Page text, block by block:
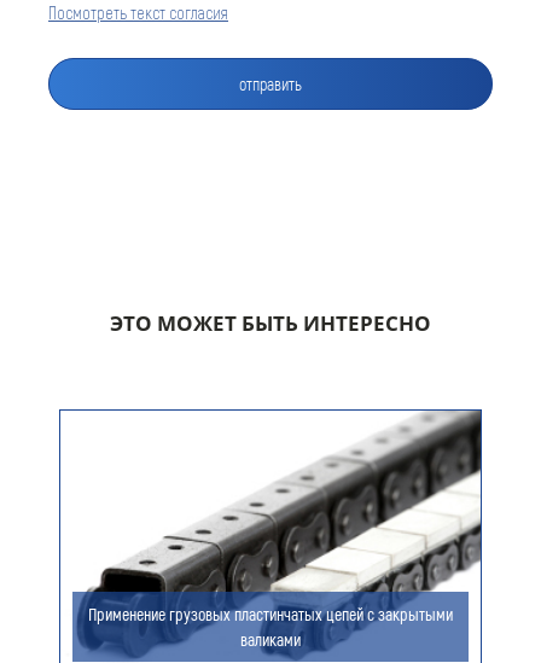
Посмотреть текст согласия
ЭТО МОЖЕТ БЫТЬ ИНТЕРЕСНО
Применение грузовых пластинчатых цепей с закрытыми
валиками
Как к Вам обращаться (обязательно)
Номер телефона для связи (обязательно)
Ваш e-mail (обязательно)
Ваше сообщение